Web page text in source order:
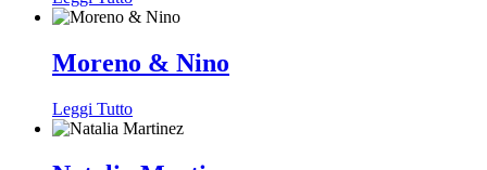
Moreno & Nino
Leggi Tutto